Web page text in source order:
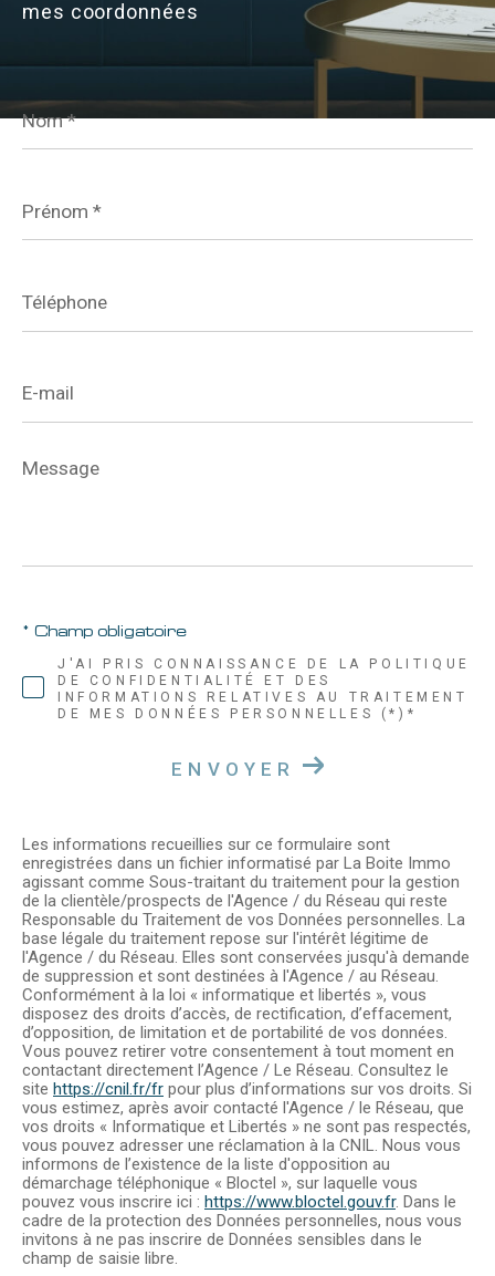
mes coordonnées
Nom
*
*
mail
Message
*
J'AI PRIS CONNAISSANCE DE LA POLITIQUE
DE CONFIDENTIALITÉ ET DES
INFORMATIONS RELATIVES AU TRAITEMENT
DE MES DONNÉES PERSONNELLES (*)*
* Champ obligatoire
ENVOYER
Les informations recueillies sur ce formulaire sont
enregistrées dans un fichier informatisé par La Boite Immo
agissant comme Sous-traitant du traitement pour la gestion
de la clientèle/prospects de l'Agence / du Réseau qui reste
Responsable du Traitement de vos Données personnelles. La
base légale du traitement repose sur l'intérêt légitime de
l'Agence / du Réseau. Elles sont conservées jusqu'à demande
de suppression et sont destinées à l'Agence / au Réseau.
Conformément à la loi « informatique et libertés », vous
disposez des droits d’accès, de rectification, d’effacement,
d’opposition, de limitation et de portabilité de vos données.
Vous pouvez retirer votre consentement à tout moment en
contactant directement l’Agence / Le Réseau. Consultez le
site https://cnil.fr/fr pour plus d’informations sur vos droits. Si
vous estimez, après avoir contacté l'Agence / le Réseau, que
vos droits « Informatique et Libertés » ne sont pas respectés,
vous pouvez adresser une réclamation à la CNIL. Nous vous
informons de l’existence de la liste d'opposition au
démarchage téléphonique « Bloctel », sur laquelle vous
pouvez vous inscrire ici : https://www.bloctel.gouv.fr. Dans le
cadre de la protection des Données personnelles, nous vous
invitons à ne pas inscrire de Données sensibles dans le
champ de saisie libre.
Pièces
1
RECHERCHER